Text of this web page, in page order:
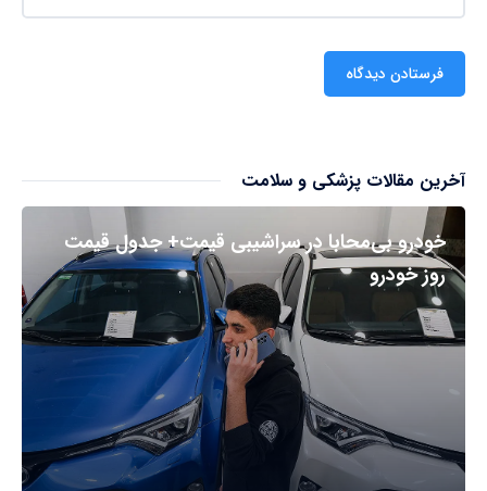
آخرین مقالات پزشکی و سلامت
خودرو بی‌محابا در سراشیبی قیمت+ جدول قیمت
روز خودرو